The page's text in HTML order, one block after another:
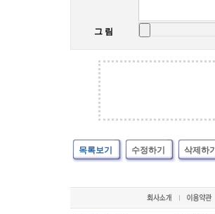
그 림
목록보기 수정하기 삭제하기